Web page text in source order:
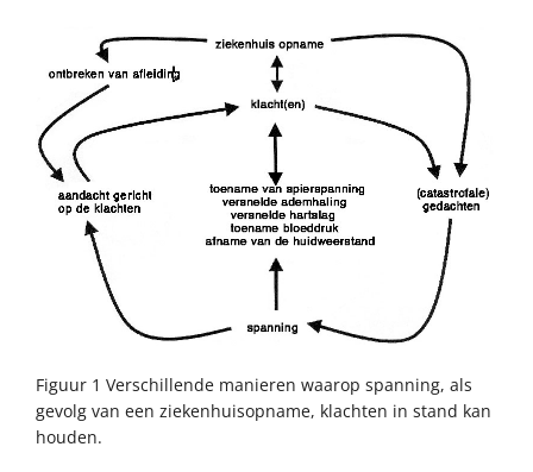
Figuur 1 Verschillende manieren waarop spanning, als
gevolg van een ziekenhuisopname, klachten in stand kan
houden.